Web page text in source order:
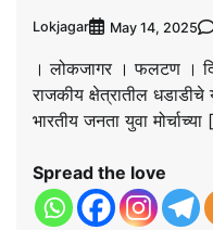
Lokjagar May 14, 2025
। लोकजागर । फलटण ।
राजकीय क्षेत्रातील धडाडीचे
भारतीय जनता युवा
Spread the love